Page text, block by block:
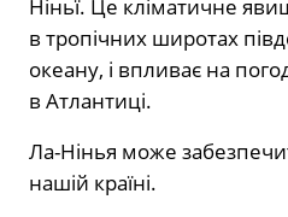
Ніньї. Це кліматичне
в тропічних широтах
океану, і впливає на
в Атлантиці.
Ла-Нінья може
нашій країні.